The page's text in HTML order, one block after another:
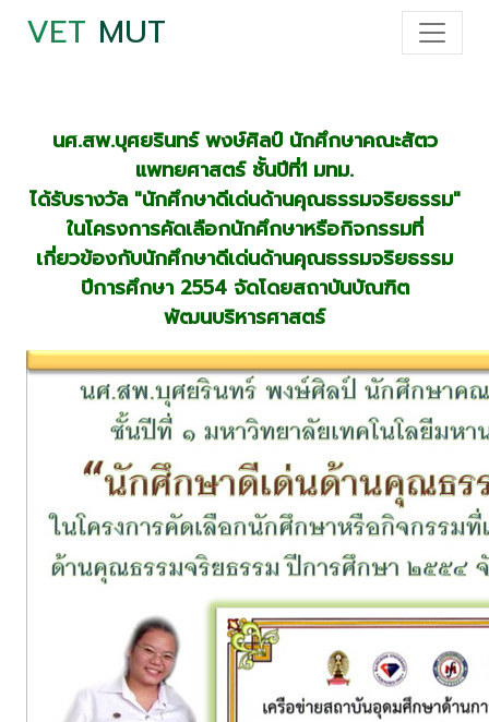
VET MUT
นศ.สพ.บุศยรินทร์ พงษ์ศิลป์ นักศึกษาคณะสัตว
แพทยศาสตร์ ชั้นปีที่1 มทม.
ได้รับรางวัล "นักศึกษาดีเด่นด้านคุณธรรมจริยธรรม"
ในโครงการคัดเลือกนักศึกษาหรือกิจกรรมที่
เกี่ยวข้องกับนักศึกษาดีเด่นด้านคุณธรรมจริยธรรม
ปีการศึกษา 2554 จัดโดยสถาบันบัณฑิต
พัฒนบริหารศาสตร์